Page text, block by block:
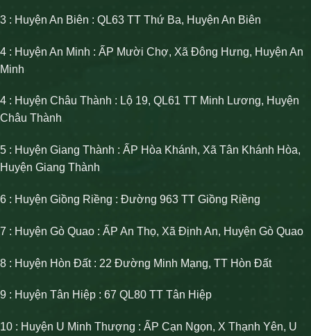
3 : Huyện An Biên : QL63 TT Thứ Ba, Huyện An Biên
4 : Huyện An Minh : ẤP Mười Chợ, Xã Đông Hưng, Huyện An
Minh
4 : Huyện Châu Thành : Lộ 19, QL61 TT Minh Lương, Huyện
Châu Thành
5 : Huyện Giang Thành : ẤP Hòa Khánh, Xã Tân Khánh Hòa,
Huyện Giang Thành
6 : Huyện Giồng Riềng : Đường 963 TT Giồng Riềng
7 : Huyện Gò Quao : ẤP An Thọ, Xã Định An, Huyện Gò Quao
8 : Huyện Hòn Đất : 22 Đường Minh Mạng, TT Hòn Đất
9 : Huyện Tân Hiệp : 67 QL80 TT Tân Hiệp
10 : Huyện U Minh Thượng : ẤP Cạn Ngọn, X Thạnh Yên, U